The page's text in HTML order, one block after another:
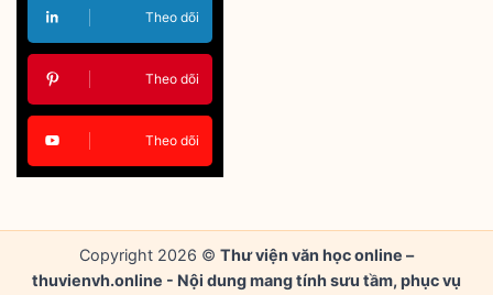
Theo dõi
Theo dõi
Theo dõi
Copyright 2026 © Thư viện văn học online –
thuvienvh.online - Nội dung mang tính sưu tầm, phục vụ